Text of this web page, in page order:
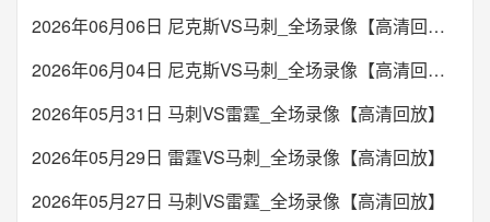
2026年06月06日 尼克斯VS马刺_全场录像【高清回放】
2026年06月04日 尼克斯VS马刺_全场录像【高清回放】
2026年05月31日 马刺VS雷霆_全场录像【高清回放】
2026年05月29日 雷霆VS马刺_全场录像【高清回放】
2026年05月27日 马刺VS雷霆_全场录像【高清回放】